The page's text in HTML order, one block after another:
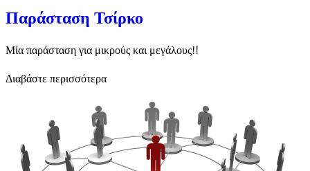
Παράσταση Τσίρκο
Μία παράσταση για μικρούς και μεγάλους!!
Διαβάστε περισσότερα